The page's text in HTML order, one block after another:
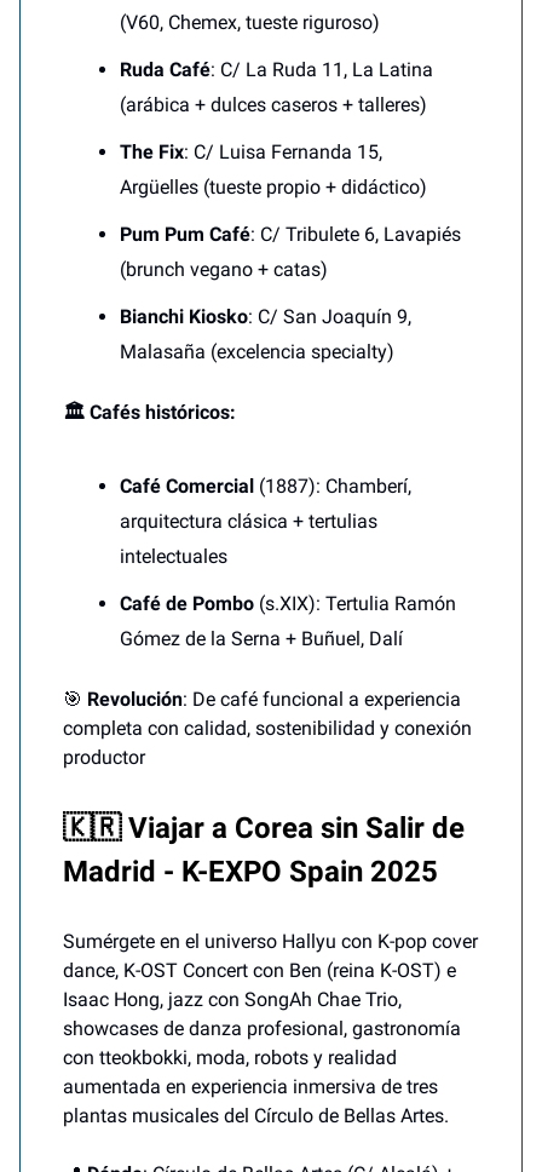
(V60, Chemex, tueste riguroso)
Ruda Café: C/ La Ruda 11, La Latina
(arábica + dulces caseros + talleres)
The Fix: C/ Luisa Fernanda 15,
Argüelles (tueste propio + didáctico)
Pum Pum Café: C/ Tribulete 6, Lavapiés
(brunch vegano + catas)
Bianchi Kiosko: C/ San Joaquín 9,
Malasaña (excelencia specialty)
🏛️ Cafés históricos:
Café Comercial (1887): Chamberí,
arquitectura clásica + tertulias
intelectuales
Café de Pombo (s.XIX): Tertulia Ramón
Gómez de la Serna + Buñuel, Dalí
🎯 Revolución: De café funcional a experiencia
completa con calidad, sostenibilidad y conexión
productor
🇰🇷 Viajar a Corea sin Salir de
Madrid - K-EXPO Spain 2025
Sumérgete en el universo Hallyu con K-pop cover
dance, K-OST Concert con Ben (reina K-OST) e
Isaac Hong, jazz con SongAh Chae Trio,
showcases de danza profesional, gastronomía
con tteokbokki, moda, robots y realidad
aumentada en experiencia inmersiva de tres
plantas musicales del Círculo de Bellas Artes.